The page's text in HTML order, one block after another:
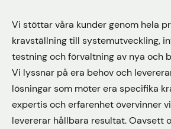
Vi stöttar våra kunder genom hela
kravställning till systemutveckling,
testning och förvaltning av nya och
Vi lyssnar på era behov och
lösningar som möter era specifika
expertis och erfarenhet övervinner
levererar hållbara resultat. Oavsett